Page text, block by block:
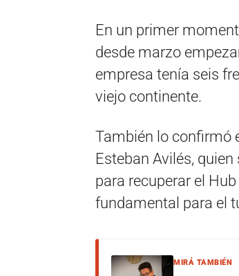
En un primer
desde marzo
empresa tenía seis
viejo continente.
También lo confirmó
Esteban Avilés,
para recuperar el
fundamental para el
MIRÁ TAMBIÉN